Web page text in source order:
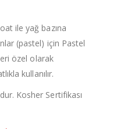
ile yağ bazına
(pastel) için Pastel
özel olarak
kullanılır.
Kosher Sertifikası